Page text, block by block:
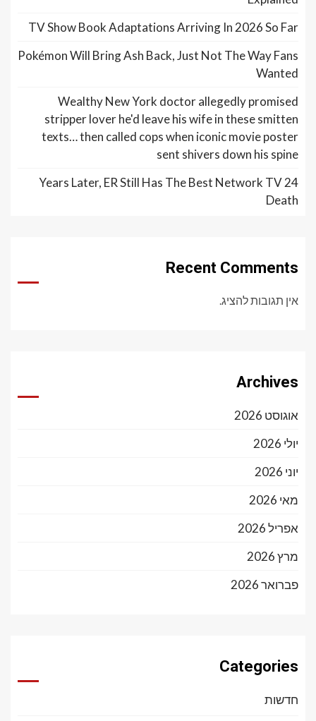
TV Show Book Adaptations Arriving In 2026 So Far
Pokémon Will Bring Ash Back, Just Not The Way Fans
Wanted
Wealthy New York doctor allegedly promised
stripper lover he'd leave his wife in these smitten
texts… then called cops when iconic movie poster
sent shivers down his spine
24 Years Later, ER Still Has The Best Network TV
Death
Recent Comments
אין תגובות להציג.
Archives
אוגוסט 2026
יולי 2026
יוני 2026
מאי 2026
אפריל 2026
מרץ 2026
פברואר 2026
Categories
חדשות